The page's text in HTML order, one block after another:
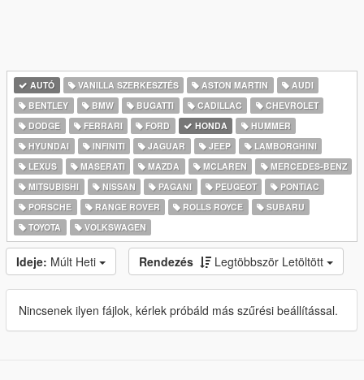
AUTÓ VANILLA SZERKESZTÉS ASTON MARTIN
AUDI
BENTLEY
BMW BUGATTI CADILLAC
CHEVROLET
DODGE
FERRARI FORD HONDA
HUMMER
HYUNDAI
INFINITI JAGUAR JEEP
LAMBORGHINI
LEXUS
MASERATI MAZDA MCLAREN
MERCEDES-BENZ
MITSUBISHI
NISSAN PAGANI PEUGEOT
PONTIAC
PORSCHE
RANGE ROVER ROLLS ROYCE
SUBARU
TOYOTA
VOLKSWAGEN
Ideje: Múlt Heti Rendezés Legtöbbször Letöltött
Nincsenek ilyen fájlok, kérlek próbáld más szűrési beállítással.